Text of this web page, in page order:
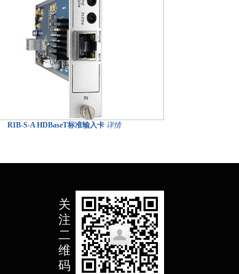
RIB-S-A HDBaseT标准输入卡 详情
关
注
二
维
码